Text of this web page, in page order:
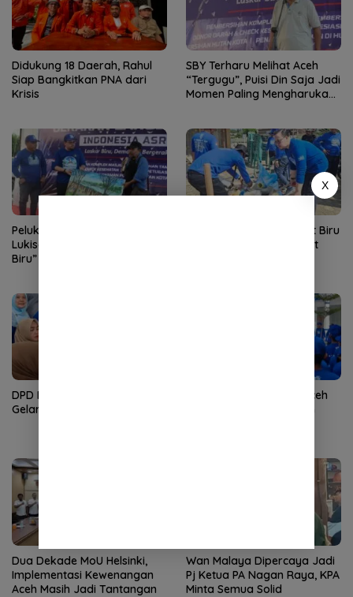
Didukung 18 Daerah, Rahul
Siap Bangkitkan PNA dari
Krisis
SBY Terharu Melihat Aceh
“Tergugu”, Puisi Din Saja Jadi
Momen Paling Mengharukan
Pelukis Salaudin Serahkan
Lukisan “Gerakan Langit
Biru” kepada Rian Syaf
Gerakan Nasional Langit Biru
Indonesia Asri, Demokrat
DPD Partai Demokrat Aceh
Gelar Donor Darah
DPD Partai Demokrat Aceh
Dua Dekade MoU Helsinki,
Implementasi Kewenangan
Aceh Masih Jadi Tantangan
Wan Malaya Dipercaya Jadi
Pj Ketua PA Nagan Raya, KPA
Minta Semua Solid
X